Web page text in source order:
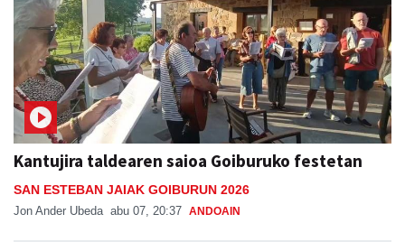
Kantujira taldearen saioa Goiburuko festetan
SAN ESTEBAN JAIAK GOIBURUN 2026
Jon Ander Ubeda abu 07, 20:37 ANDOAIN